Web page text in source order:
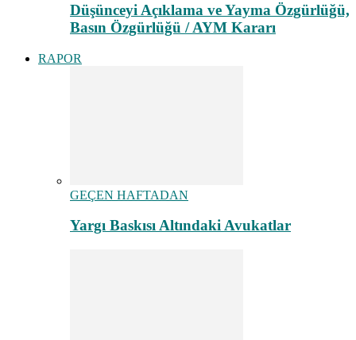
Düşünceyi Açıklama ve Yayma Özgürlüğü,
Basın Özgürlüğü / AYM Kararı
RAPOR
GEÇEN HAFTADAN
Yargı Baskısı Altındaki Avukatlar